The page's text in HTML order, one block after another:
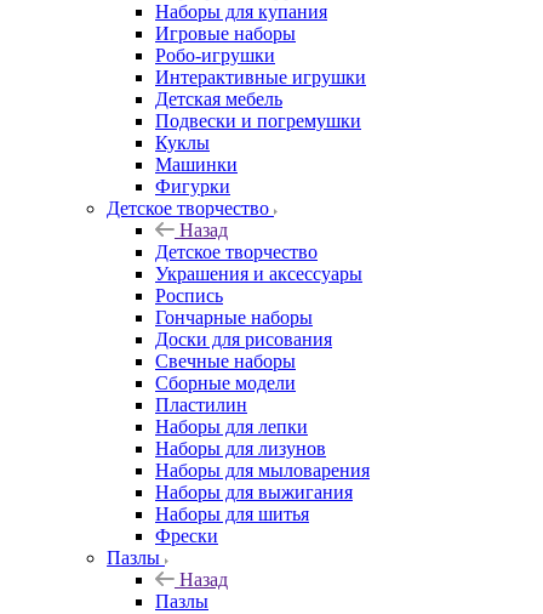
Наборы для купания
Игровые наборы
Робо-игрушки
Интерактивные игрушки
Детская мебель
Подвески и погремушки
Куклы
Машинки
Фигурки
Детское творчество
Назад
Детское творчество
Украшения и аксессуары
Роспись
Гончарные наборы
Доски для рисования
Свечные наборы
Сборные модели
Пластилин
Наборы для лепки
Наборы для лизунов
Наборы для мыловарения
Наборы для выжигания
Наборы для шитья
Фрески
Пазлы
Назад
Пазлы